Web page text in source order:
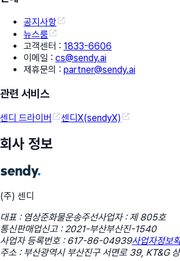
공지사항
뉴스룸
고객센터 : 1833-6606
이메일 : cs@sendy.ai
제휴문의 : partner@sendy.ai
관련 서비스
센디 드라이버 센디X(sendyX)
회사 정보
(주) 센디
대표 : 염상준화물운송주선사업자 : 제 805호
통신판매업신고 : 2021-부산부산진-1540
사업자 등록번호 : 617-86-04939사업자정보
주소 : 부산광역시 부산진구 서면로 39, KT&G